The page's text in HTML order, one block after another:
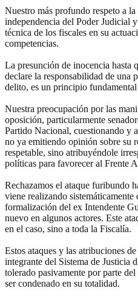
Nuestro más profundo respeto a la
independencia del Poder Judicial
técnica de los fiscales en su
competencias.
La presunción de inocencia hasta
declare la responsabilidad de una
delito, es un principio
Nuestra preocupación por las
oposición, particularmente
Partido Nacional, cuestionando y
no ya emitiendo opinión sobre su
respetable, sino atribuyéndole
políticas para favorecer al Frente
Rechazamos el ataque furibundo
viene realizando sistemáticamente
formalización del ex Intendente
nuevo en algunos actores. Este
en el caso, sino a toda la Fiscalía.
Estos ataques y las atribuciones
integrante del Sistema de Justicia
tolerado pasivamente por parte
ser condenado en su totalidad.